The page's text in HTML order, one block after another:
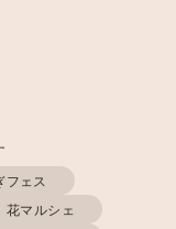
フェス
花マルシェ